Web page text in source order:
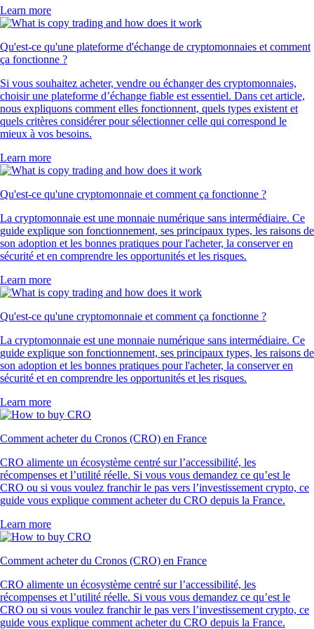
Learn more
Qu'est-ce qu'une plateforme d'échange de cryptomonnaies et comment
ça fonctionne ?
Si vous souhaitez acheter, vendre ou échanger des cryptomonnaies,
choisir une plateforme d’échange fiable est essentiel. Dans cet article,
nous expliquons comment elles fonctionnent, quels types existent et
quels critères considérer pour sélectionner celle qui correspond le
mieux à vos besoins.
Learn more
Qu'est-ce qu'une cryptomonnaie et comment ça fonctionne ?
La cryptomonnaie est une monnaie numérique sans intermédiaire. Ce
guide explique son fonctionnement, ses principaux types, les raisons de
son adoption et les bonnes pratiques pour l'acheter, la conserver en
sécurité et en comprendre les opportunités et les risques.
Learn more
Qu'est-ce qu'une cryptomonnaie et comment ça fonctionne ?
La cryptomonnaie est une monnaie numérique sans intermédiaire. Ce
guide explique son fonctionnement, ses principaux types, les raisons de
son adoption et les bonnes pratiques pour l'acheter, la conserver en
sécurité et en comprendre les opportunités et les risques.
Learn more
Comment acheter du Cronos (CRO) en France
CRO alimente un écosystème centré sur l’accessibilité, les
récompenses et l’utilité réelle. Si vous vous demandez ce qu’est le
CRO ou si vous voulez franchir le pas vers l’investissement crypto, ce
guide vous explique comment acheter du CRO depuis la France.
Learn more
Comment acheter du Cronos (CRO) en France
CRO alimente un écosystème centré sur l’accessibilité, les
récompenses et l’utilité réelle. Si vous vous demandez ce qu’est le
CRO ou si vous voulez franchir le pas vers l’investissement crypto, ce
guide vous explique comment acheter du CRO depuis la France.